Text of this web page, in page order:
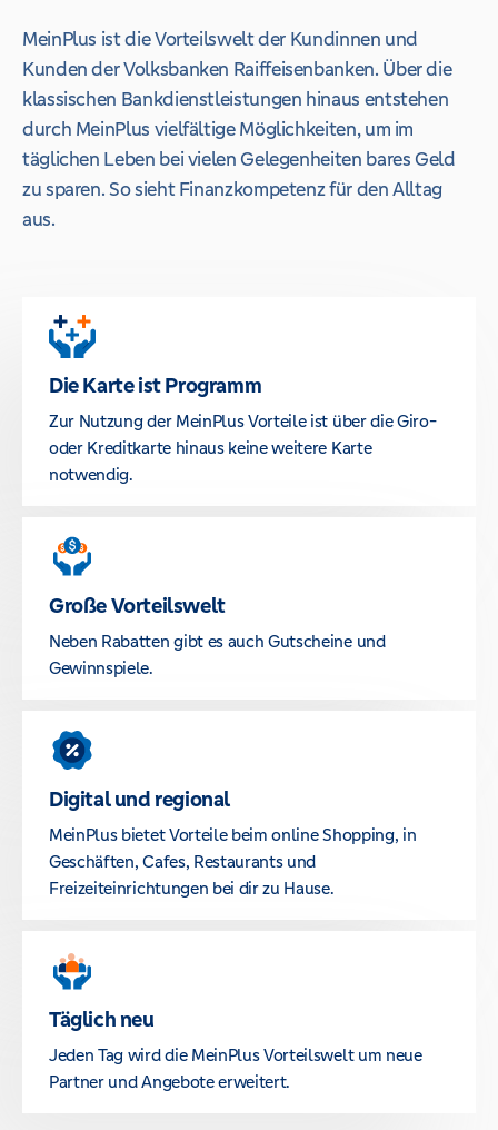
MeinPlus ist die Vorteilswelt der Kundinnen und
Kunden der Volksbanken Raiffeisenbanken. Über die
klassischen Bankdienstleistungen hinaus entstehen
durch MeinPlus vielfältige Möglichkeiten, um im
täglichen Leben bei vielen Gelegenheiten bares Geld
zu sparen. So sieht Finanzkompetenz für den Alltag
aus.
Die Karte ist Programm
Zur Nutzung der MeinPlus Vorteile ist über die Giro-
oder Kreditkarte hinaus keine weitere Karte
notwendig.
Große Vorteilswelt
Neben Rabatten gibt es auch Gutscheine und
Gewinnspiele.
Digital und regional
MeinPlus bietet Vorteile beim online Shopping, in
Geschäften, Cafes, Restaurants und
Freizeiteinrichtungen bei dir zu Hause.
Täglich neu
Jeden Tag wird die MeinPlus Vorteilswelt um neue
Partner und Angebote erweitert.